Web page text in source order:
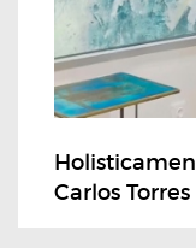
Carlos Torres